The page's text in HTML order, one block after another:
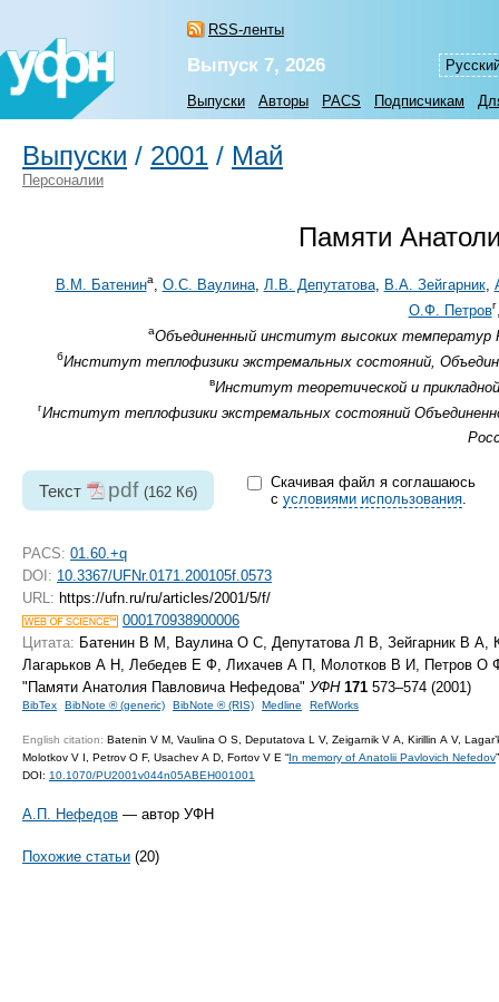
RSS-ленты
Выпуск 7, 2026
Выпуски Авторы PACS Подписчикам
Выпуски / 2001 / Май
Персоналии
Памяти
В.М. Батенина, О.С. Ваулина, Л.В. Депутатова, В.А. Зейгарник,
О.Ф. Петровг
аОбъединенный институт высоких температур
бИнститут теплофизики экстремальных состояний,
вИнститут теоретической и
гИнститут теплофизики экстремальных состояний
Текст pdf (162 Кб)
Скачивая файл я соглашаюсь
с условиями использования.
PACS: 01.60.+q
DOI: 10.3367/UFNr.0171.200105f.0573
URL: https://ufn.ru/ru/articles/2001/5/f/
000170938900006
Цитата: Батенин В М, Ваулина О С, Депутатова Л В, Зейгарник В А,
Лагарьков А Н, Лебедев Е Ф, Лихачев А П, Молотков В И, Петров О
"Памяти Анатолия Павловича Нефедова" УФН 171 573–574 (2001)
BibTex BibNote ® (generic) BibNote ® (RIS) Medline RefWorks
English citation: Batenin V M, Vaulina O S, Deputatova L V, Zeigarnik V A, Kirillin A V,
Molotkov V I, Petrov O F, Usachev A D, Fortov V E “In memory of Anatolii Pavlovich Nefedov
DOI: 10.1070/PU2001v044n05ABEH001001
А.П. Нефедов — автор УФН
Похожие статьи (20)